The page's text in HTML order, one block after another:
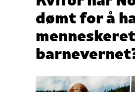
dømt for å